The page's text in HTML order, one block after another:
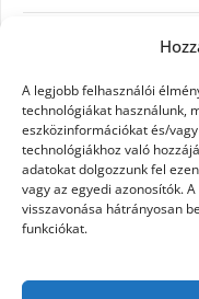
A legjobb felhasználói
technológiákat használunk,
eszközinformációkat és/
technológiákhoz való
adatokat dolgozzunk fel
vagy az egyedi azonosítók.
visszavonása hátrányosan
funkciókat.
Arckrémek – mit
Kategóriák
Egyéb kategória
Szolgáltatás
Szórakozás